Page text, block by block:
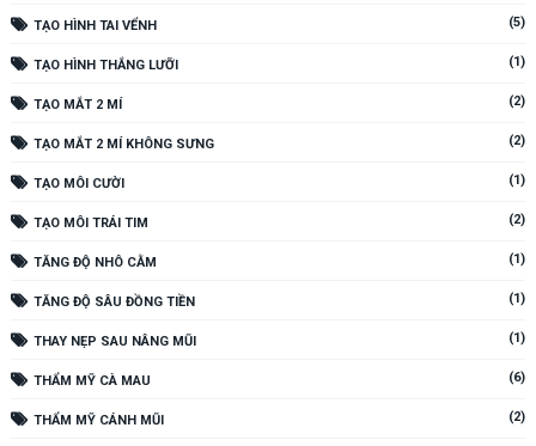
TẠO HÌNH TAI VỂNH (5)
TẠO HÌNH THẮNG LƯỠI (1)
TẠO MẮT 2 MÍ (2)
TẠO MẮT 2 MÍ KHÔNG SƯNG (2)
TẠO MÔI CƯỜI (1)
TẠO MÔI TRÁI TIM (2)
TĂNG ĐỘ NHÔ CẰM (1)
TĂNG ĐỘ SÂU ĐỒNG TIỀN (1)
THAY NẸP SAU NÂNG MŨI (1)
THẨM MỸ CÀ MAU (6)
THẨM MỸ CÁNH MŨI (2)